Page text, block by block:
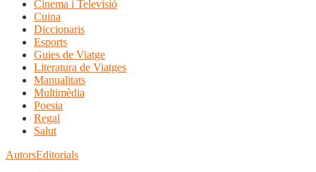
Cinema i Televisió
Cuina
Diccionaris
Esports
Guies de Viatge
Literatura de Viatges
Manualitats
Multimèdia
Poesia
Regal
Salut
AutorsEditorials